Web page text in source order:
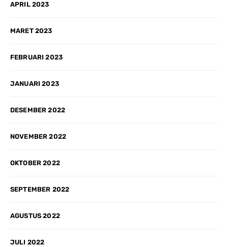
APRIL 2023
MARET 2023
FEBRUARI 2023
JANUARI 2023
DESEMBER 2022
NOVEMBER 2022
OKTOBER 2022
SEPTEMBER 2022
AGUSTUS 2022
JULI 2022